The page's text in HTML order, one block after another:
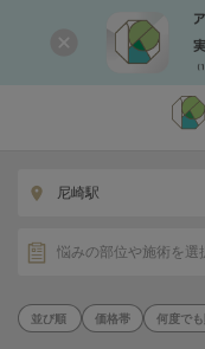
尼崎駅
悩みの部位や施術を選
価格帯 何度で